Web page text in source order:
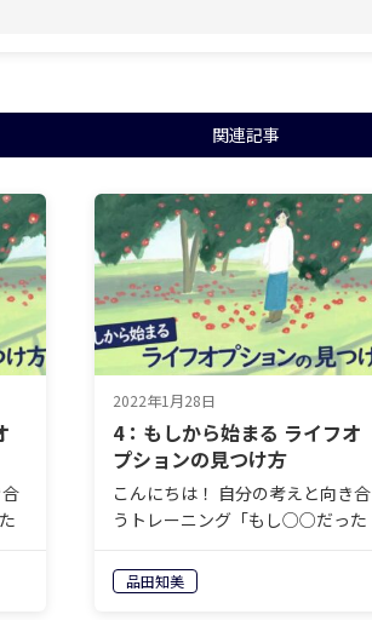
関連記事
2022年1月28日
4：もしから始まる ライフオ
プションの見つけ方
こんにちは！ 自分の考えと向き合
うトレーニング「もし○○だった
も行っていきましょう。 誰かに発
表する必要もないので、リラック
品田知美